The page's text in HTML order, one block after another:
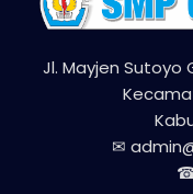
Jl. Mayjen Sutoyo
✉
☎